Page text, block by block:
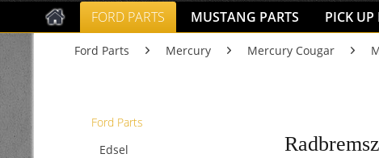
FORD PARTS MUSTANG PARTS PICK UP
Ford Parts Mercury Mercury Cougar
Ford Parts
Edsel